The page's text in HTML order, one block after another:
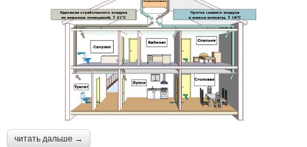
читать дальше →